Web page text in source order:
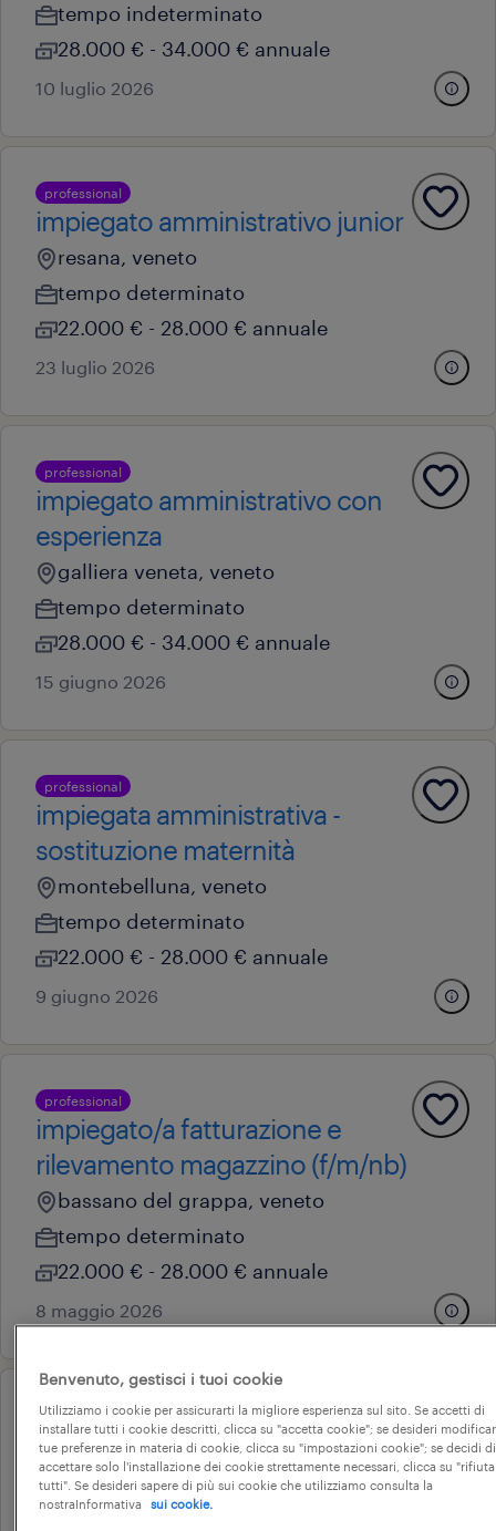
tempo indeterminato
28.000 € - 34.000 € annuale
10 luglio 2026
professional
impiegato amministrativo junior
resana, veneto
tempo determinato
22.000 € - 28.000 € annuale
23 luglio 2026
professional
impiegato amministrativo con
esperienza
galliera veneta, veneto
tempo determinato
28.000 € - 34.000 € annuale
15 giugno 2026
professional
impiegata amministrativa -
sostituzione maternità
montebelluna, veneto
tempo determinato
22.000 € - 28.000 € annuale
9 giugno 2026
professional
impiegato/a fatturazione e
rilevamento magazzino (f/m/nb)
bassano del grappa, veneto
tempo determinato
22.000 € - 28.000 € annuale
8 maggio 2026
professional
impiegato amministrativo part
time - sostituzione maternità
(m/f/nb)
Benvenuto, gestisci i tuoi cookie
Utilizziamo i cookie per assicurarti la migliore esperienza sul sito. Se accetti di
installare tutti i cookie descritti, clicca su "accetta cookie"; se desideri
tue preferenze in materia di cookie, clicca su "impostazioni cookie"; se decidi di
accettare solo l'installazione dei cookie strettamente necessari, clicca su "rifiuta
tutti". Se desideri sapere di più sui cookie che utilizziamo consulta la
nostraInformativa
sui cookie.